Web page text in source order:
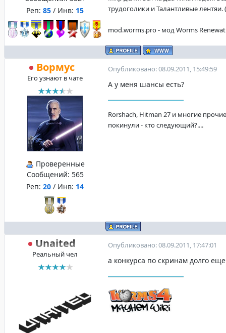
Реп: 85 / Инв: 15
трудоголики и Талантливые лентяи.
mod.worms.pro - мод Worms
Вормус
Его узнают в чате
Проверенные
Сообщений: 565
Реп: 20 / Инв: 14
Опубликовано: 08.09.2011, 15:49:59
А у меня шансы есть?
Rorshach, Hitman 27 и многие
покинули - кто следующий?....
Unaited
Реальный чел
Опубликовано: 08.09.2011, 17:47:01
а конкурса по скринам долго